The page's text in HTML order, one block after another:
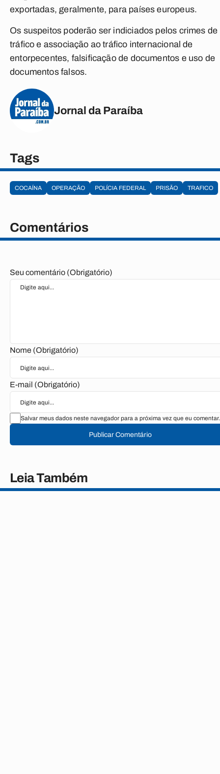
exportadas, geralmente, para países europeus.
Os suspeitos poderão ser indiciados pelos crimes de
tráfico e associação ao tráfico internacional de
entorpecentes, falsificação de documentos e uso de
documentos falsos.
Jornal da Paraíba
Tags
COCAÍNA OPERAÇÃO POLÍCIA FEDERAL PRISÃO TRAFICO
Comentários
Seu comentário (Obrigatório)
Nome (Obrigatório)
E-mail (Obrigatório)
Salvar meus dados neste navegador para a próxima vez que eu comentar.
Publicar Comentário
Leia Também